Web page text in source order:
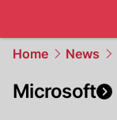
Home News
Microsoft